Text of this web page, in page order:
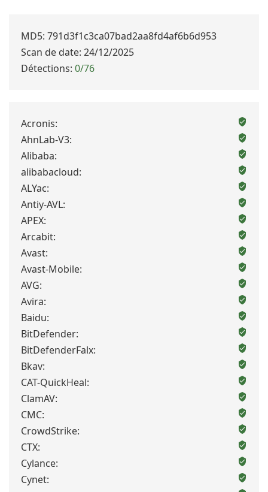
MD5: 791d3f1c3ca07bad2aa8fd4af6b6d953
Scan de date: 24/12/2025
Détections: 0/76
Acronis:
AhnLab-V3:
Alibaba:
alibabacloud:
ALYac:
Antiy-AVL:
APEX:
Arcabit:
Avast:
Avast-Mobile:
AVG:
Avira:
Baidu:
BitDefender:
BitDefenderFalx:
Bkav:
CAT-QuickHeal:
ClamAV:
CMC:
CrowdStrike:
CTX:
Cylance:
Cynet: